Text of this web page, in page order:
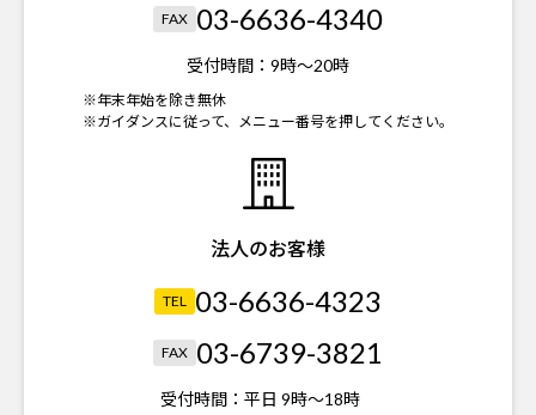
FAX 03-6636-4340
受付時間： 9時～20時
※年末年始を除き無休
※ガイダンスに従って、メニュー番号を押してください。
法人のお客様
TEL 03-6636-4323
FAX 03-6739-3821
受付時間： 平日 9時～18時